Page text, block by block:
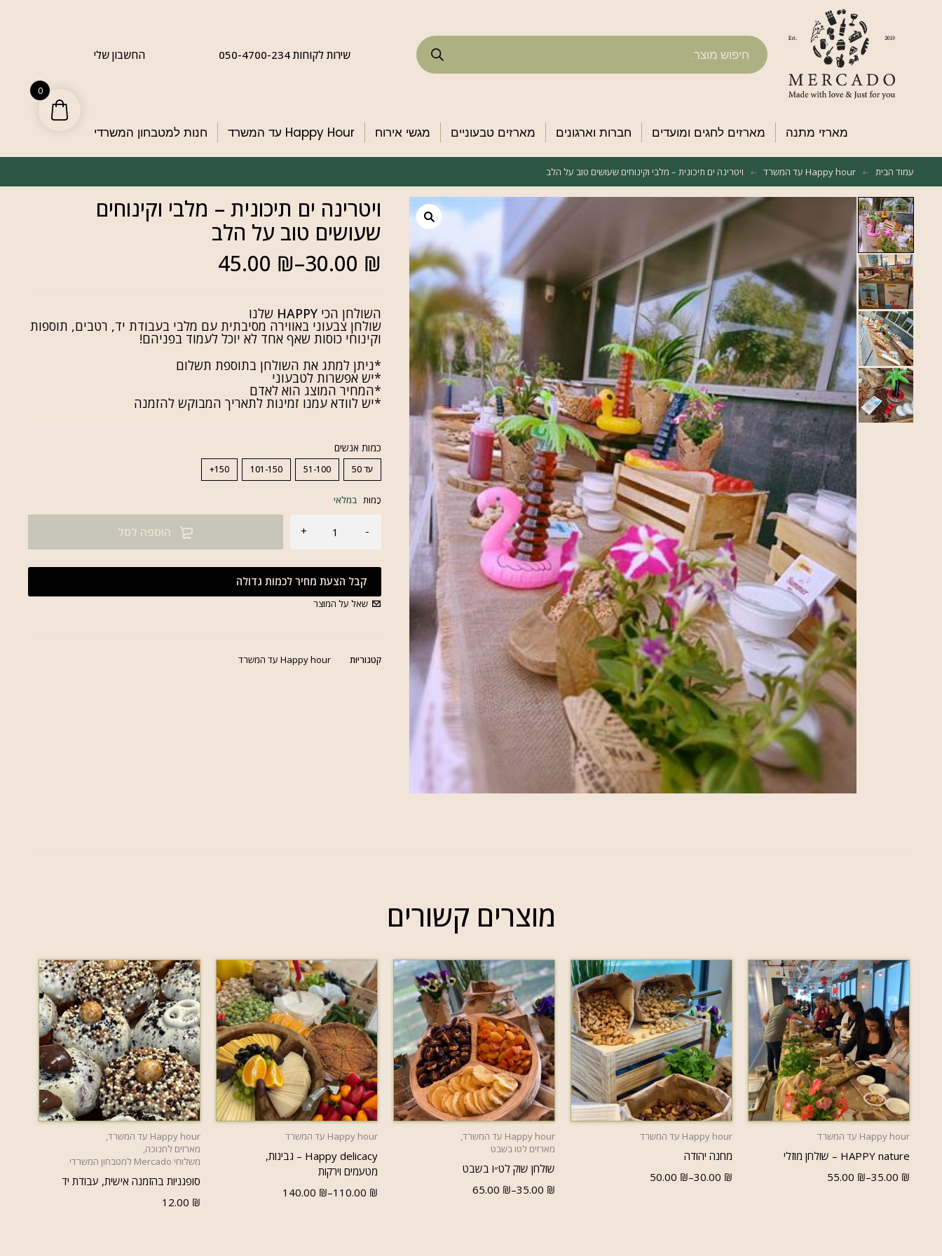
שירות לקוחות 050-4700-234 החשבון שלי
מארזי מתנה מארזים לחגים ומועדים חברות וארגונים מארזים טבעוניים מגשי אירוח Happy Hour עד המשרד חנות למטבחון המשרדי
עמוד הבית Happy hour עד המשרד ויטרינה ים תיכונית – מלבי וקינוחים שעושים טוב על הלב
ויטרינה ים תיכונית – מלבי וקינוחים
שעושים טוב על הלב
30.00 ₪
–
45.00 ₪
השולחן הכי HAPPY שלנו
שולחן צבעוני באווירה מסיבתית עם מלבי בעבודת יד, רטבים, תוספות
וקינוחי כוסות שאף אחד לא יוכל לעמוד בפניהם!
*ניתן למתג את השולחן בתוספת תשלום
*יש אפשרות לטבעוני
*המחיר המוצג הוא לאדם
*יש לוודא עמנו זמינות לתאריך המבוקש להזמנה
כמות אנשים
עד 50 51-100
101-150
150+
כַּמוּת במלאי
הוספה לסל
קבל הצעת מחיר לכמות גדולה
שאל על המוצר
קטגוריות Happy hour עד המשרד
מוצרים קשורים
בחר אפשרויותHappy hour עד המשרד
HAPPY nature – שולחן מוזלי
35.00 ₪
–
55.00 ₪
בחר אפשרויותHappy hour עד המשרד
מחנה יהודה
30.00 ₪
–
50.00 ₪
בחר אפשרויותHappy hour עד המשרד
,
מארזים לטו בשבט
שולחן שוק לט״ו בשבט
35.00 ₪
–
65.00 ₪
בחר אפשרויותHappy hour עד המשרד
Happy delicacy – גבינות,
מטעמים וירקות
110.00 ₪
–
140.00 ₪
הוספה לסל Happy hour עד המשרד
,
מארזים לחנוכה,
משלוחי Mercado למטבחון המשרדי
סופגניות בהזמנה אישית, עבודת יד
12.00 ₪
0